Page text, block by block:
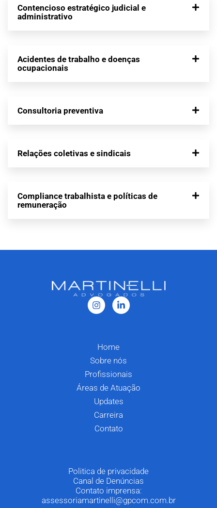
Contencioso estratégico judicial e
administrativo
Acidentes de trabalho e doenças
ocupacionais
Consultoria preventiva
Relações coletivas e sindicais
Compliance trabalhista e políticas de
remuneração
Home
Sobre nós
Profissionais
Áreas de Atuação
Updates
Carreira
Contato
Politica de privacidade
Canal de Denúncias
Contato imprensa:
assessoriamartinelli@gpcom.com.br